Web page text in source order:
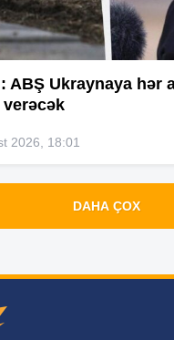
ABŞ Ukraynaya hər
2026, 18:01
DAHA ÇOX